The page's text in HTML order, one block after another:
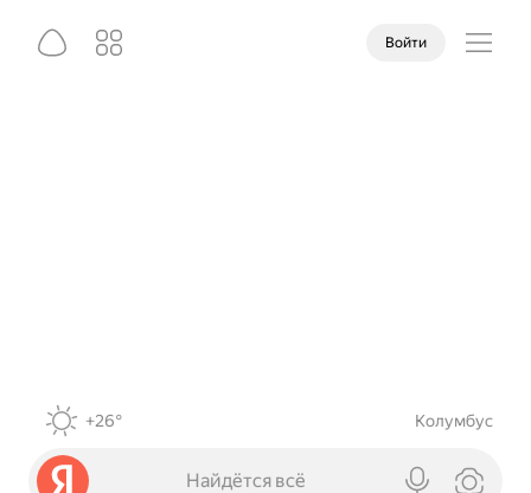
Войти
+26° Колумбус
Найдётся всё